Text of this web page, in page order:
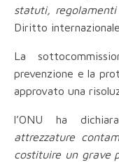
statuti,
Diritto
La
prevenzione e la
approvato una
l’ONU ha
attrezzature
costituire un grave